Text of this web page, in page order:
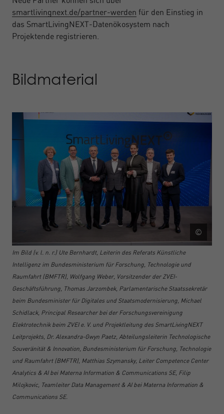
smartlivingnext.de/partner-werden für den Einstieg in
das SmartLivingNEXT-Datenökosystem nach
Projektende registrieren.
Bildmaterial
©
Im Bild (v. l. n. r.) Ute Bernhardt, Leiterin des Referats Künstliche
Intelligenz im Bundesministerium für Forschung, Technologie und
Raumfahrt (BMFTR), Wolfgang Weber, Vorsitzender der ZVEI-
Geschäftsführung, Thomas Jarzombek, Parlamentarische Staatssekretär
beim Bundesminister für Digitales und Staatsmodernisierung, Michael
Schidlack, Principal Researcher bei der Forschungsvereinigung
Elektrotechnik beim ZVEI e. V. und Projektleitung des SmartLivingNEXT
Leitprojekts, Dr. Alexandra-Gwyn Paetz, Abteilungsleiterin Technologische
Souveränität & Innovation, Bundesministerium für Forschung, Technologie
und Raumfahrt (BMFTR), Matthias Szymansky, Leiter Competence Center
Analytics & AI bei Materna Information & Communications SE, Filip
Milojkovic, Teamleiter Data Management & AI bei Materna Information &
Communications SE.